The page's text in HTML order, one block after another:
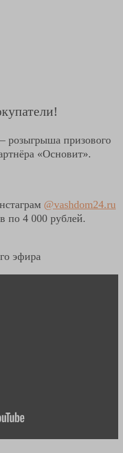
розыгрыша призового
«Основит».
@vashdom24.ru
по 4 000 рублей.
эфира